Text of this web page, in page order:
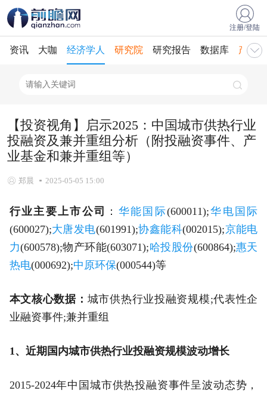
注册/登陆
资讯 大咖 经济学人 研究院 研究报告 数据库 产业
【投资视角】启示2025：中国城市供热行业
投融资及兼并重组分析（附投融资事件、产
业基金和兼并重组等）
郑晨 2025-05-05 15:00
行业主要上市公司 ： 华能国际(600011);华电国际
(600027);大唐发电(601991);协鑫能科(002015);京能电
力(600578);物产环能(603071);哈投股份(600864);惠天
热电(000692);中原环保(000544)等
本文核心数据： 城市供热行业投融资规模;代表性企
业融资事件;兼并重组
1、近期国内城市供热行业投融资规模波动增长
2015-2024年中国城市供热投融资事件呈波动态势，